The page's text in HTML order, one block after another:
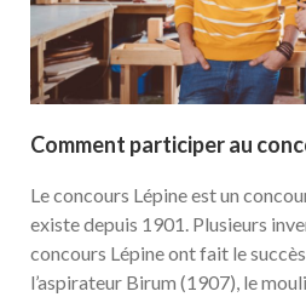
Comment participer au
Le concours Lépine est un
existe depuis 1901. Plusieurs
concours Lépine ont fait le
l’aspirateur Birum (1907), le